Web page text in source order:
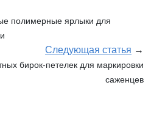
полимерные ярлыки для
Следующая статья →
бирок-петелек для маркировки
саженцев